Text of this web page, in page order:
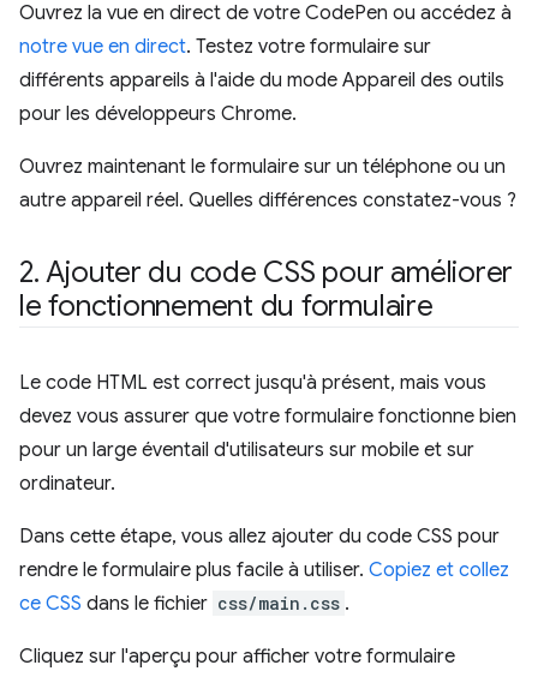
Ouvrez la vue en direct de votre CodePen ou accédez à
notre vue en direct. Testez votre formulaire sur
différents appareils à l'aide du mode Appareil des outils
pour les développeurs Chrome.
Ouvrez maintenant le formulaire sur un téléphone ou un
autre appareil réel. Quelles différences constatez-vous ?
2. Ajouter du code CSS pour améliorer
le fonctionnement du formulaire
Le code HTML est correct jusqu'à présent, mais vous
devez vous assurer que votre formulaire fonctionne bien
pour un large éventail d'utilisateurs sur mobile et sur
ordinateur.
Dans cette étape, vous allez ajouter du code CSS pour
rendre le formulaire plus facile à utiliser. Copiez et collez
ce CSS dans le fichier css/main.css .
Cliquez sur l'aperçu pour afficher votre formulaire